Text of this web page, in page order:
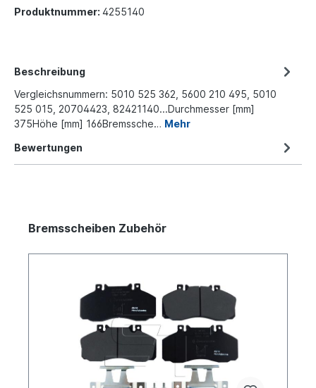
Produktnummer: 4255140
Beschreibung
Vergleichsnummern: 5010 525 362, 5600 210 495, 5010
525 015, 20704423, 82421140...Durchmesser [mm]
375Höhe [mm] 166Bremssche… Mehr
Bewertungen
Bremsscheiben Zubehör